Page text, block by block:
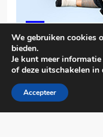
We gebruiken cookies
bieden.
Je kunt meer
of deze uitschakelen in
Accepteer